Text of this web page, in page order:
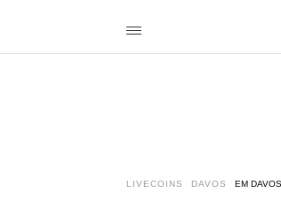
LIVECOINS DAVOS EM